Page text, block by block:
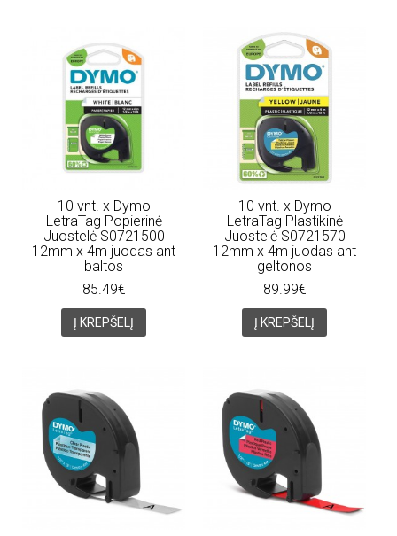
10 vnt. x Dymo
LetraTag Popierinė
Juostelė S0721500
12mm x 4m juodas ant
baltos
85.49€
Į KREPŠELĮ
10 vnt. x Dymo
LetraTag Plastikinė
Juostelė S0721570
12mm x 4m juodas ant
geltonos
89.99€
Į KREPŠELĮ